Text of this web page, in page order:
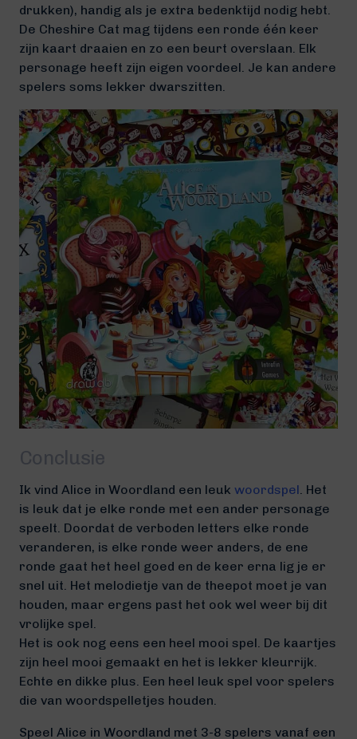
drukken), handig als je extra bedenktijd nodig hebt.
De Cheshire Cat mag tijdens een ronde één keer
zijn kaart draaien en zo een beurt overslaan. Elk
personage heeft zijn eigen voordeel. Je kan andere
spelers soms lekker dwarszitten.
Conclusie
Ik vind Alice in Woordland een leuk woordspel. Het
is leuk dat je elke ronde met een ander personage
speelt. Doordat de verboden letters elke ronde
veranderen, is elke ronde weer anders, de ene
ronde gaat het heel goed en de keer erna lig je er
snel uit. Het melodietje van de theepot moet je van
houden, maar ergens past het ook wel weer bij dit
vrolijke spel.
Het is ook nog eens een heel mooi spel. De kaartjes
zijn heel mooi gemaakt en het is lekker kleurrijk.
Echte en dikke plus. Een heel leuk spel voor spelers
die van woordspelletjes houden.
Speel Alice in Woordland met 3-8 spelers vanaf een